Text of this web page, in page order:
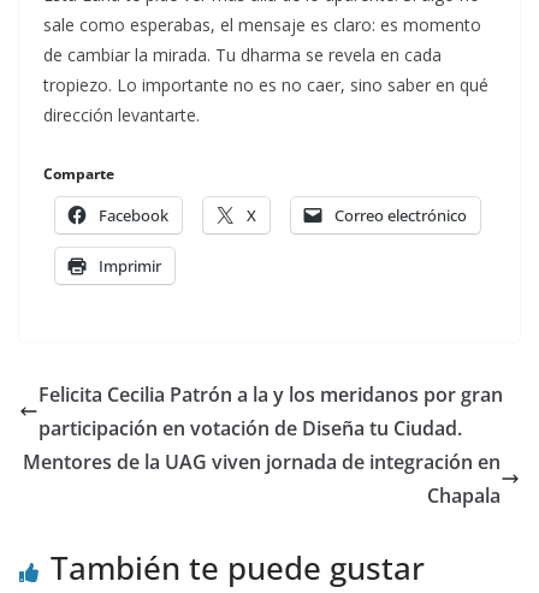
sale como esperabas, el mensaje es claro: es momento
de cambiar la mirada. Tu dharma se revela en cada
tropiezo. Lo importante no es no caer, sino saber en qué
dirección levantarte.
Comparte
Facebook X Correo electrónico
Imprimir
Felicita Cecilia Patrón a la y los meridanos por gran
participación en votación de Diseña tu Ciudad.
Mentores de la UAG viven jornada de integración en
Chapala
También te puede gustar